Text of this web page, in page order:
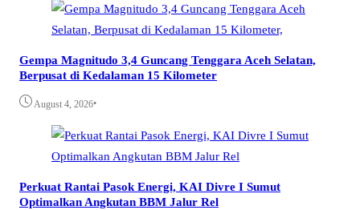
Gempa Magnitudo 3,4 Guncang Tenggara Aceh Selatan,
Berpusat di Kedalaman 15 Kilometer
August 4, 2026•
Perkuat Rantai Pasok Energi, KAI Divre I Sumut
Optimalkan Angkutan BBM Jalur Rel